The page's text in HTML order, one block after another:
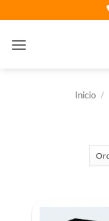
al
Inicio /